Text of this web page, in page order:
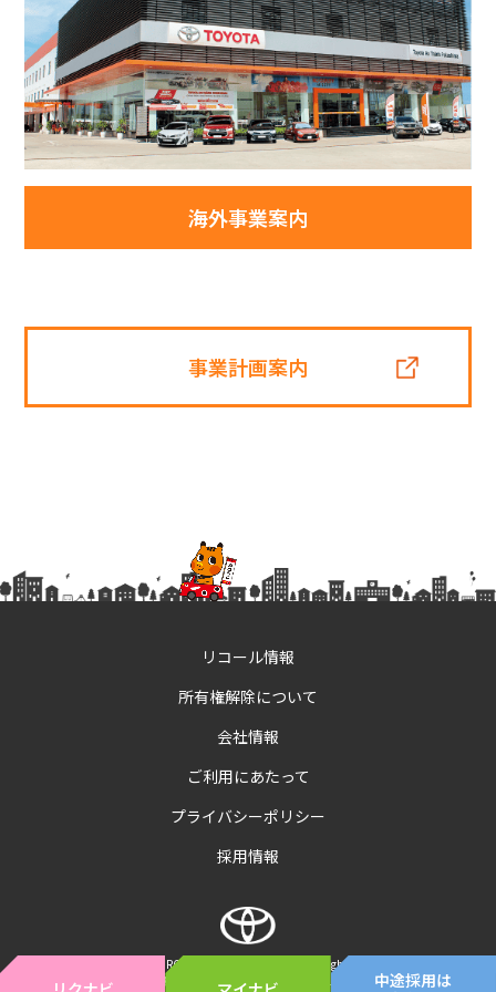
海外事業案内
事業計画案内
中途採用は
リコール情報
所有権解除について
会社情報
ご利用にあたって
プライバシーポリシー
採用情報
©TOYOTA COROLLA FUKUSIMA CO.,LTD.ALL rights reserved.
福島県公安委員会 第251080002861号